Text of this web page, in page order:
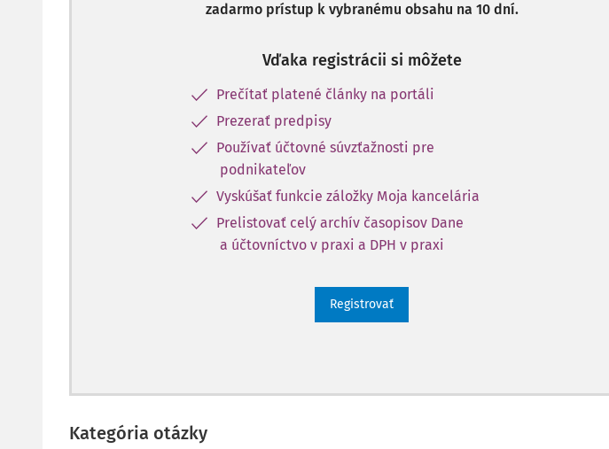
zadarmo prístup k vybranému obsahu na 10 dní.
Vďaka registrácii si môžete
Prečítať platené články na portáli
Prezerať predpisy
Používať účtovné súvzťažnosti pre
podnikateľov
Vyskúšať funkcie záložky Moja kancelária
Prelistovať celý archív časopisov Dane
a účtovníctvo v praxi a DPH v praxi
Registrovať
Kategória otázky